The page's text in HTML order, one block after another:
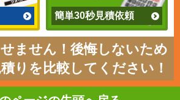
簡単30秒見積依頼
ません！後悔しないため
りを比較してください！